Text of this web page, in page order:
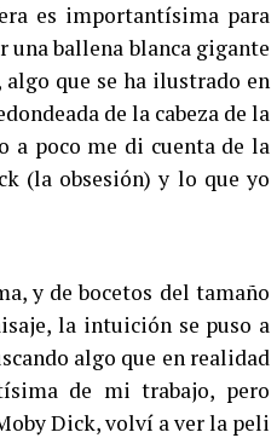
es importantísima para
una ballena blanca gigante
que se ha ilustrado en
de la cabeza de la
a poco me di cuenta de la
(la obsesión) y lo que yo
y de bocetos del tamaño
la intuición se puso a
algo que en realidad
de mi trabajo, pero
Dick, volví a ver la peli